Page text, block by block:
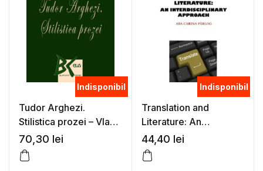
Indisponibil
Tudor Arghezi.
Stilistica prozei – Vlad
Preda
70,30 lei
Indisponibil
Translation and
Literature: An
Interdisciplinary
Approach – Aba-
Carina Parlog
44,40 lei